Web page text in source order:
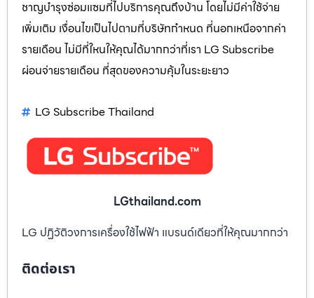
ชาญบำรุงซ่อมแซมที่ไปบริการคุณถึงบ้าน โดยไม่มีค่าใช้จ่าย
เพิ่มเติม เงื่อนไขเป็นไปตามที่บริษัทกำหนด ที่นอกเหนือจากค่า
รายเดือน ไม่มีที่ใหนให้คุณได้มากกว่าที่เรา LG Subscribe
ผ่อนจ่ายรายเดือน ที่สุดของความคุ้มในระยะยาว
LG Subscribe Thailand
LGthailand.com
LG ปฏิวัติวงการเครื่องใช้ไฟฟ้า แบรนด์เดียวที่ให้คุณมากกว่า
ติดต่อเรา